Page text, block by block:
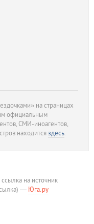
на страницах
официальным
СМИ-иноагентов,
находитсяздесь.
на источник
— Юга.ру